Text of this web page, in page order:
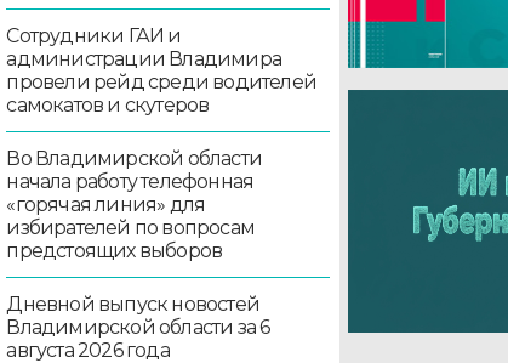
Сотрудники ГАИ и
администрации Владимира
провели рейд среди водителей
самокатов и скутеров
Во Владимирской области
начала работу телефонная
«горячая линия» для
избирателей по вопросам
предстоящих выборов
Дневной выпуск новостей
Владимирской области за 6
августа 2026 года